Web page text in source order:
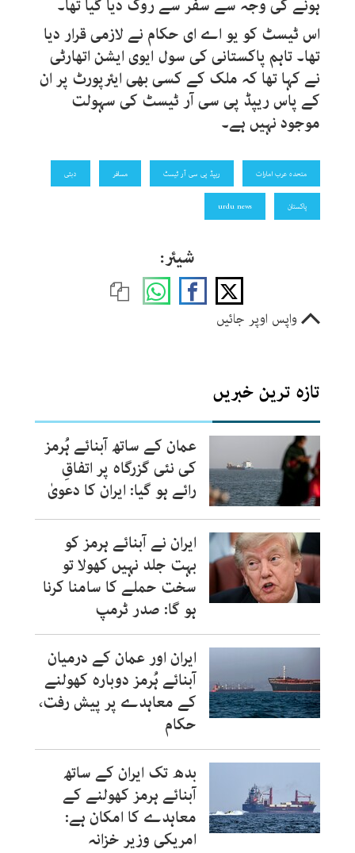
ہونے کی وجہ سے سفر سے روک دیا گیا تھا۔
اس ٹیسٹ کو یو اے ای حکام نے لازمی قرار دیا
تھا۔ تاہم پاکستانی کی سول ایوی ایشن اتھارٹی
نے کہا تھا کہ ملک کے کسی بھی ایئرپورٹ پر ان
کے پاس ریپڈ پی سی آر ٹیسٹ کی سہولت
موجود نہیں ہے۔
متحدہ عرب امارات ریپڈ پی سی آر ٹیسٹ مسافر دبئی
پاکستان urdu news
شیئر:
واپس اوپر جائیں
تازہ ترین خبریں
عمان کے ساتھ آبنائے ہُرمز
کی نئی گزرگاہ پر اتفاقِ
رائے ہو گیا: ایران کا دعویٰ
ایران نے آبنائے ہرمز کو
بہت جلد نہیں کھولا تو
سخت حملے کا سامنا کرنا
ہو گا: صدر ٹرمپ
ایران اور عمان کے درمیان
آبنائے ہُرمز دوبارہ کھولنے
کے معاہدے پر پیش رفت،
حکام
بدھ تک ایران کے ساتھ
آبنائے ہرمز کھولنے کے
معاہدے کا امکان ہے:
امریکی وزیر خزانہ